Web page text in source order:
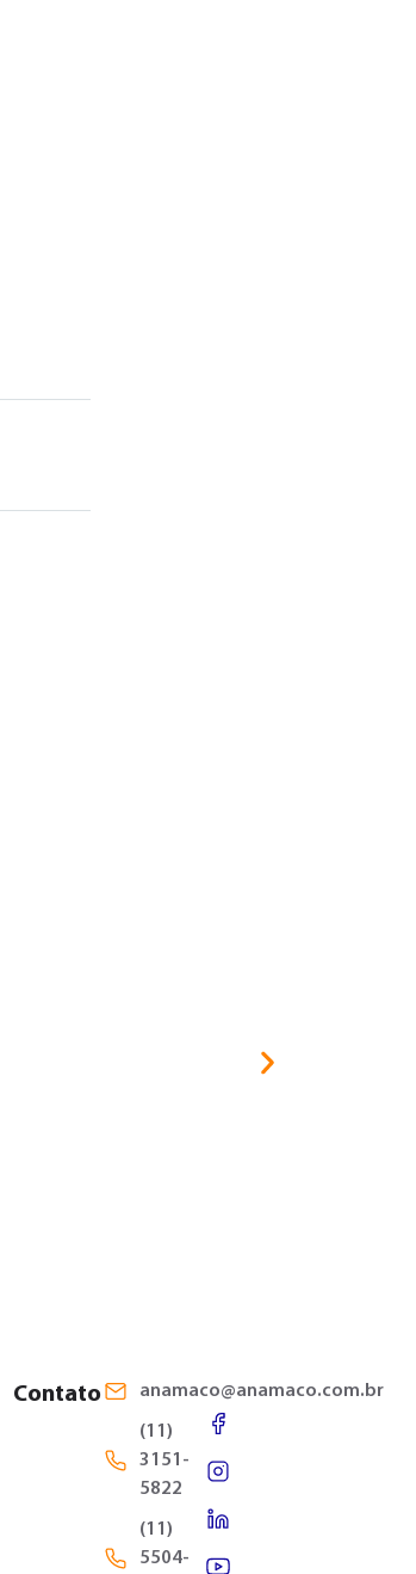
Contato anamaco@anamaco.com.br
(11)
3151-
5822
(11)
5504-